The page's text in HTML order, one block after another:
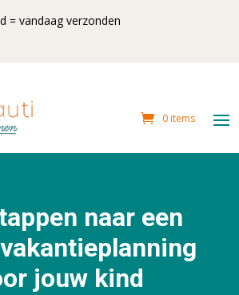
= vandaag verzonden
0 items
naar een
jouw kind